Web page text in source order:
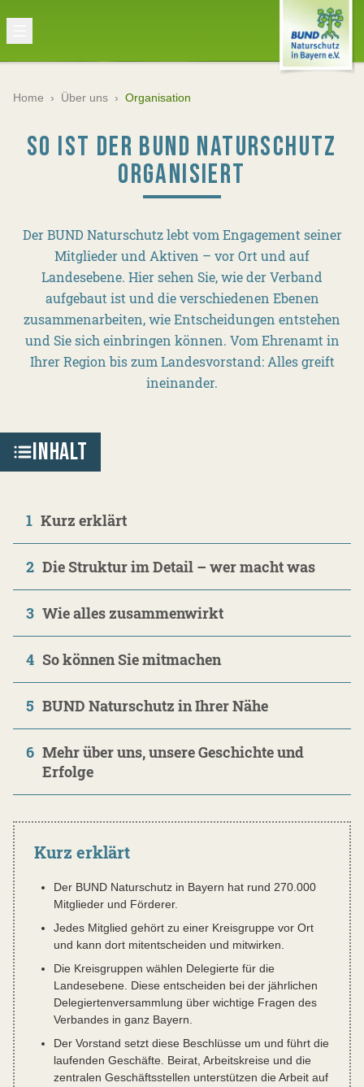
Home › Über uns › Organisation
SO IST DER BUND NATURSCHUTZ
ORGANISIERT
Der BUND Naturschutz lebt vom Engagement seiner
Mitglieder und Aktiven – vor Ort und auf
Landesebene. Hier sehen Sie, wie der Verband
aufgebaut ist und die verschiedenen Ebenen
zusammenarbeiten, wie Entscheidungen entstehen
und Sie sich einbringen können. Vom Ehrenamt in
Ihrer Region bis zum Landesvorstand: Alles greift
ineinander.
INHALT
1 Kurz erklärt
2 Die Struktur im Detail – wer macht was
3 Wie alles zusammenwirkt
4 So können Sie mitmachen
5 BUND Naturschutz in Ihrer Nähe
6 Mehr über uns, unsere Geschichte und
Erfolge
Kurz erklärt
Der BUND Naturschutz in Bayern hat rund 270.000
Mitglieder und Förderer.
Jedes Mitglied gehört zu einer Kreisgruppe vor Ort
und kann dort mitentscheiden und mitwirken.
Die Kreisgruppen wählen Delegierte für die
Landesebene. Diese entscheiden bei der jährlichen
Delegiertenversammlung über wichtige Fragen des
Verbandes in ganz Bayern.
Der Vorstand setzt diese Beschlüsse um und führt die
laufenden Geschäfte. Beirat, Arbeitskreise und die
zentralen Geschäftsstellen unterstützen die Arbeit auf